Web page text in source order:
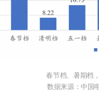
春节档、暑期档
数据来源：中国